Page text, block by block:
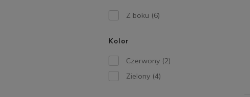
Z boku (6)
Kolor
Czerwony (2)
Zielony (4)